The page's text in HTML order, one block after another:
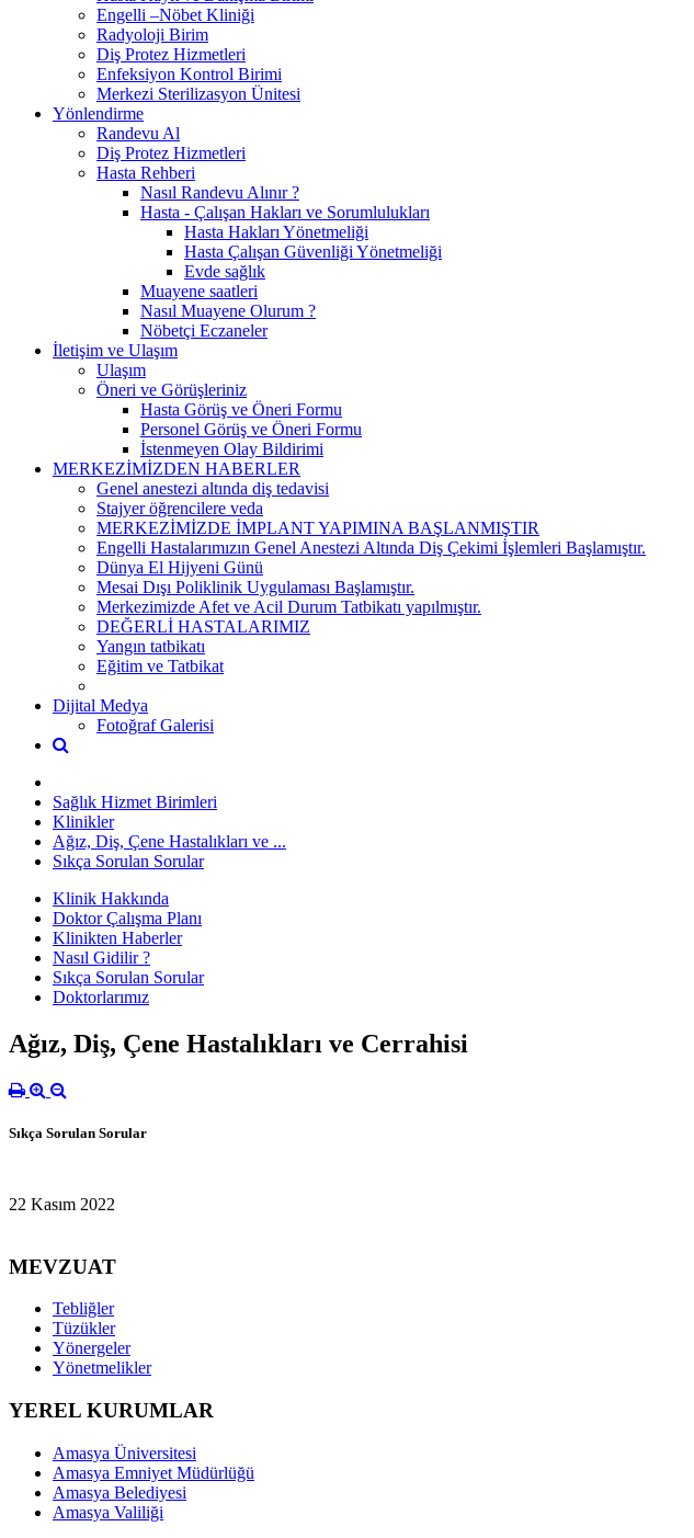
Engelli –Nöbet Kliniği
Radyoloji Birim
Diş Protez Hizmetleri
Enfeksiyon Kontrol Birimi
Merkezi Sterilizasyon Ünitesi
Yönlendirme
Randevu Al
Diş Protez Hizmetleri
Hasta Rehberi
Nasıl Randevu Alınır ?
Hasta - Çalışan Hakları ve Sorumlulukları
Hasta Hakları Yönetmeliği
Hasta Çalışan Güvenliği Yönetmeliği
Evde sağlık
Muayene saatleri
Nasıl Muayene Olurum ?
Nöbetçi Eczaneler
İletişim ve Ulaşım
Ulaşım
Öneri ve Görüşleriniz
Hasta Görüş ve Öneri Formu
Personel Görüş ve Öneri Formu
İstenmeyen Olay Bildirimi
MERKEZİMİZDEN HABERLER
Genel anestezi altında diş tedavisi
Stajyer öğrencilere veda
MERKEZİMİZDE İMPLANT YAPIMINA BAŞLANMIŞTIR
Engelli Hastalarımızın Genel Anestezi Altında Diş Çekimi İşlemleri Başlamıştır.
Dünya El Hijyeni Günü
Mesai Dışı Poliklinik Uygulaması Başlamıştır.
Merkezimizde Afet ve Acil Durum Tatbikatı yapılmıştır.
DEĞERLİ HASTALARIMIZ
Yangın tatbikatı
Eğitim ve Tatbikat
Dijital Medya
Fotoğraf Galerisi
Sağlık Hizmet Birimleri
Klinikler
Ağız, Diş, Çene Hastalıkları ve ...
Sıkça Sorulan Sorular
Klinik Hakkında
Doktor Çalışma Planı
Klinikten Haberler
Nasıl Gidilir ?
Sıkça Sorulan Sorular
Doktorlarımız
Ağız, Diş, Çene Hastalıkları ve Cerrahisi
Sıkça Sorulan Sorular
22 Kasım 2022
MEVZUAT
Tebliğler
Tüzükler
Yönergeler
Yönetmelikler
YEREL KURUMLAR
Amasya Üniversitesi
Amasya Emniyet Müdürlüğü
Amasya Belediyesi
Amasya Valiliği